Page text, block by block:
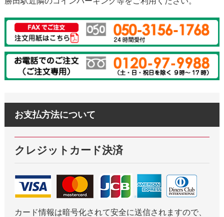
お支払方法について
クレジットカード決済
カード情報は暗号化されて安全に送信されますので、